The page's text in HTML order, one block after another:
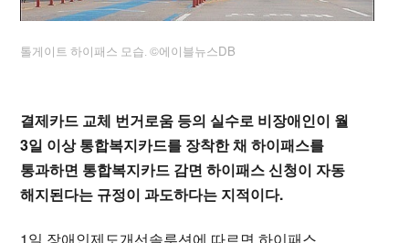
톨게이트 하이패스 모습. ©에이블뉴스DB
결제카드 교체 번거로움 등의 실수로 비장애인이 월
3일 이상 통합복지카드를 장착한 채 하이패스를
통과하면 통합복지카드 감면 하이패스 신청이 자동
해지된다는 규정이 과도하다는 지적이다.